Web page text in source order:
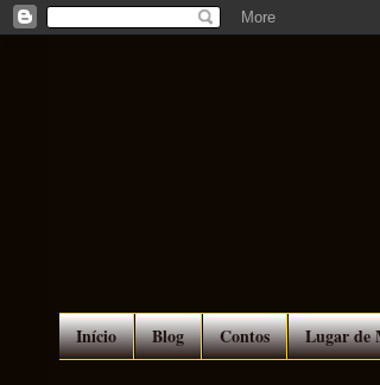
Início Blog Contos Lugar de